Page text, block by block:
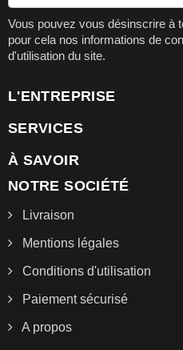
Vous pouvez vous désinscrire à
pour cela nos informations de
d'utilisation du site.
L'ENTREPRISE
SERVICES
À SAVOIR
NOTRE SOCIÉTÉ
Livraison
Mentions légales
Conditions d'utilisation
Paiement sécurisé
A propos